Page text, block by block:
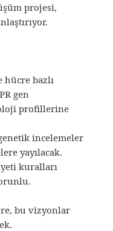
projesi,
bazlı
gen
profillerine
incelemeler
yayılacak.
kuralları
bu vizyonlar